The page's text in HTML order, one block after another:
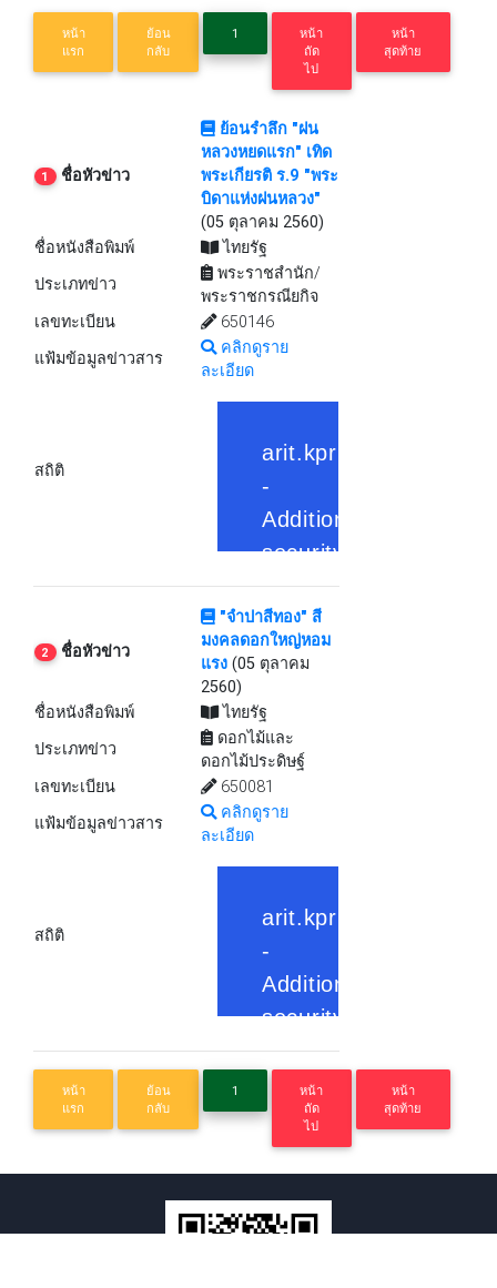
หน้า
แรก
ย้อน
กลับ
1
หน้า
ถัด
ไป
หน้า
สุดท้าย
1 ชื่อหัวข่าว
ย้อนรำลึก "ฝน
หลวงหยดแรก" เทิด
พระเกียรติ ร.9 "พระ
บิดาแห่งฝนหลวง"
(05 ตุลาคม 2560)
ชื่อหนังสือพิมพ์
ไทยรัฐ
ประเภทข่าว
พระราชสำนัก/
พระราชกรณียกิจ
เลขทะเบียน
650146
แฟ้มข้อมูลข่าวสาร
คลิกดูราย
ละเอียด
สถิติ
2 ชื่อหัวข่าว
"จำปาสีทอง" สี
มงคลดอกใหญ่หอม
แรง (05 ตุลาคม
2560)
ชื่อหนังสือพิมพ์
ไทยรัฐ
ประเภทข่าว
ดอกไม้และ
ดอกไม้ประดิษฐ์
เลขทะเบียน
650081
แฟ้มข้อมูลข่าวสาร
คลิกดูราย
ละเอียด
สถิติ
หน้า
แรก
ย้อน
กลับ
1
หน้า
ถัด
ไป
หน้า
สุดท้าย